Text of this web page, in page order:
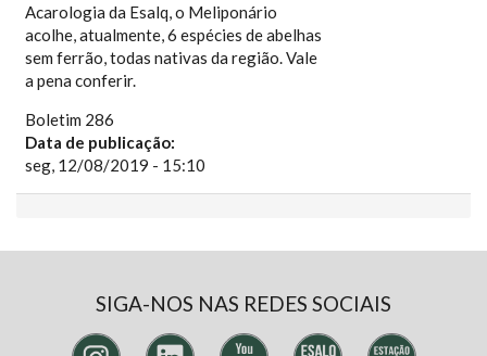
Acarologia da Esalq, o Meliponário
acolhe, atualmente, 6 espécies de abelhas
sem ferrão, todas nativas da região. Vale
a pena conferir.
Boletim 286
Data de publicação:
seg, 12/08/2019 - 15:10
SIGA-NOS NAS REDES SOCIAIS